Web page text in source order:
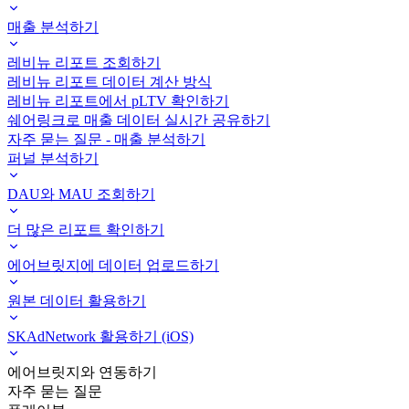
매출 분석하기
레비뉴 리포트 조회하기
레비뉴 리포트 데이터 계산 방식
레비뉴 리포트에서 pLTV 확인하기
쉐어링크로 매출 데이터 실시간 공유하기
자주 묻는 질문 - 매출 분석하기
퍼널 분석하기
DAU와 MAU 조회하기
더 많은 리포트 확인하기
에어브릿지에 데이터 업로드하기
원본 데이터 활용하기
SKAdNetwork 활용하기 (iOS)
에어브릿지와 연동하기
자주 묻는 질문